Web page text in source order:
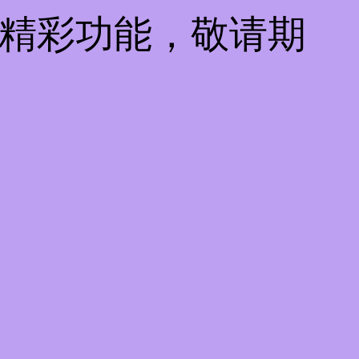
彩功能，敬请期